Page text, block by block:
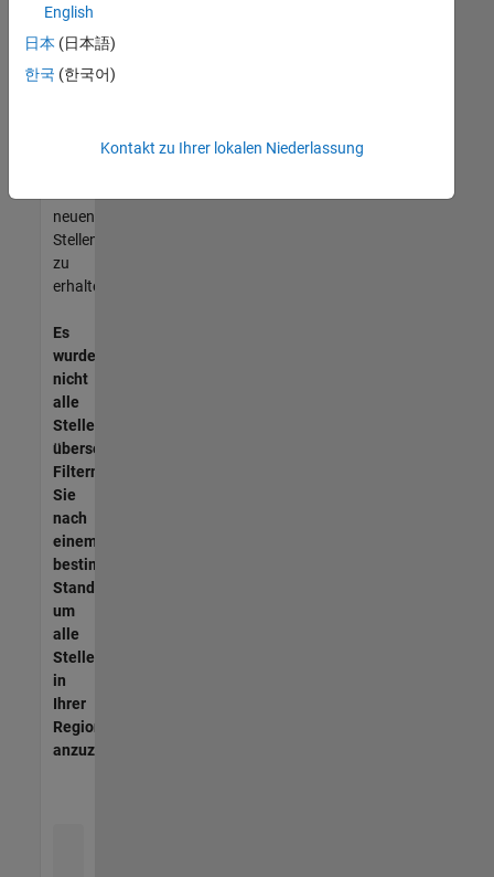
werden
Mitglied
unseres
neuen
Stellenangeboten
zu
erhalten.
Es
wurden
nicht
alle
Stellen
übersetzt.
Filtern
Sie
nach
einem
bestimmten
Standort,
um
alle
Stellenangebote
in
Ihrer
Region
anzuzeigen.
English
日本 (日本語)
한국 (한국어)
Kontakt zu Ihrer lokalen Niederlassung